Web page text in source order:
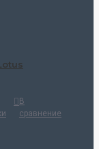
В
сравнение